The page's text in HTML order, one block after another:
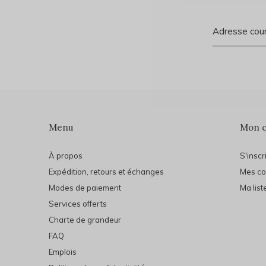
Menu
À propos
Expédition, retours et échanges
Modes de paiement
Services offerts
Charte de grandeur
FAQ
Emplois
Mon
Mes
Ma